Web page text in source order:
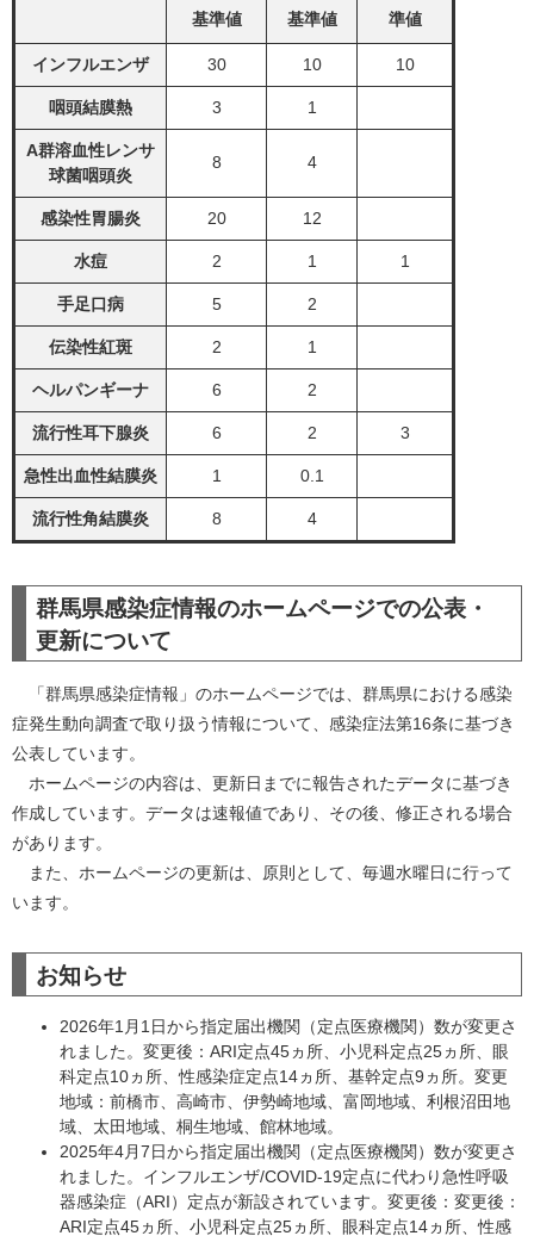
基準値
基準値
準値
インフルエンザ 30 10 10
咽頭結膜熱 3 1
A群溶血性レンサ
球菌咽頭炎
8 4
感染性胃腸炎 20 12
水痘 2 1 1
手足口病 5 2
伝染性紅斑 2 1
ヘルパンギーナ 6 2
流行性耳下腺炎 6 2 3
急性出血性結膜炎 1 0.1
流行性角結膜炎 8 4
群馬県感染症情報のホームページでの公表・
更新について
「群馬県感染症情報」のホームページでは、群馬県における感染
症発生動向調査で取り扱う情報について、感染症法第16条に基づき
公表しています。
ホームページの内容は、更新日までに報告されたデータに基づき
作成しています。データは速報値であり、その後、修正される場合
があります。
また、ホームページの更新は、原則として、毎週水曜日に行って
います。
お知らせ
2026年1月1日から指定届出機関（定点医療機関）数が変更さ
れました。変更後：ARI定点45ヵ所、小児科定点25ヵ所、眼
科定点10ヵ所、性感染症定点14ヵ所、基幹定点9ヵ所。変更
地域：前橋市、高崎市、伊勢崎地域、富岡地域、利根沼田地
域、太田地域、桐生地域、館林地域。
2025年4月7日から指定届出機関（定点医療機関）数が変更さ
れました。インフルエンザ/COVID-19定点に代わり急性呼吸
器感染症（ARI）定点が新設されています。変更後：変更後：
ARI定点45ヵ所、小児科定点25ヵ所、眼科定点14ヵ所、性感